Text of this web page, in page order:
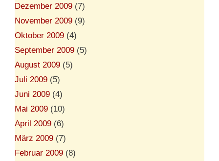
Dezember 2009 (7)
November 2009 (9)
Oktober 2009 (4)
September 2009 (5)
August 2009 (5)
Juli 2009 (5)
Juni 2009 (4)
Mai 2009 (10)
April 2009 (6)
März 2009 (7)
Februar 2009 (8)